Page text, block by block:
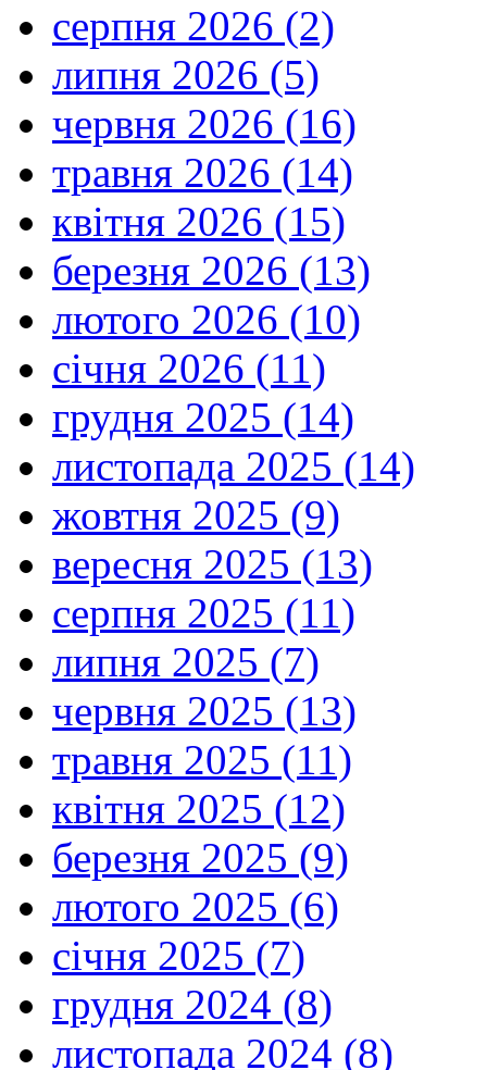
серпня 2026 (2)
липня 2026 (5)
червня 2026 (16)
травня 2026 (14)
квітня 2026 (15)
березня 2026 (13)
лютого 2026 (10)
січня 2026 (11)
грудня 2025 (14)
листопада 2025 (14)
жовтня 2025 (9)
вересня 2025 (13)
серпня 2025 (11)
липня 2025 (7)
червня 2025 (13)
травня 2025 (11)
квітня 2025 (12)
березня 2025 (9)
лютого 2025 (6)
січня 2025 (7)
грудня 2024 (8)
листопада 2024 (8)